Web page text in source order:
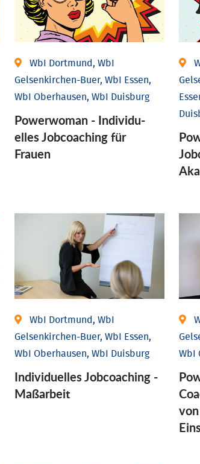
WbI Dortmund, WbI
Gelsenkirchen-Buer, WbI Essen,
WbI Oberhausen, WbI Duisburg
Powerwoman - Individu­
elles Job­coaching für
Frauen
WbI Dortmund, WbI
Gelsenkirchen-Buer, WbI Essen,
WbI Oberhausen, WbI Duisburg
Individu­elles Job­coaching -
Maßarbeit
WbI